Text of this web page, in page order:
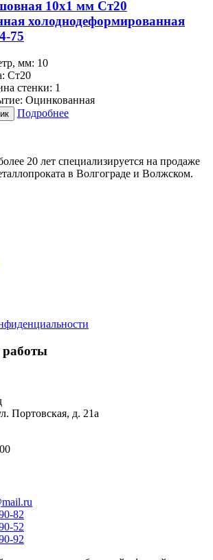
10х1 мм Ст20
холоднодеформированная
75
мм: 10
Ст20
стенки: 1
Оцинкованная
Подробнее
20 лет специализируется на продаже
в Волгограде и Волжском.
Портовская, д. 21а
82
52
92